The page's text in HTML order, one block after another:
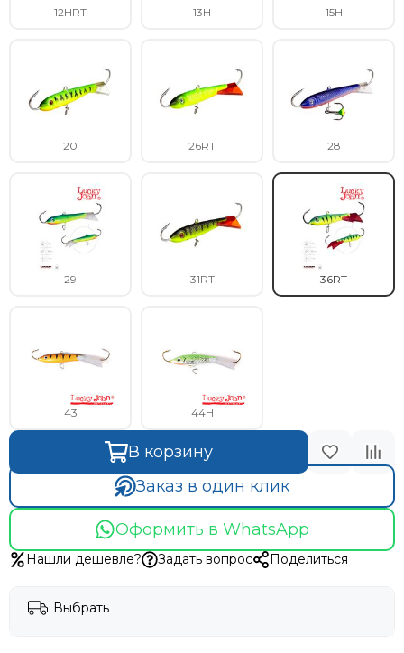
12HRT 13H 15H
20 26RT 28
29 31RT 36RT
43 44H
В корзину
Заказ в один клик
Оформить в WhatsApp
Нашли дешевле? Задать вопрос Поделиться
Выбрать